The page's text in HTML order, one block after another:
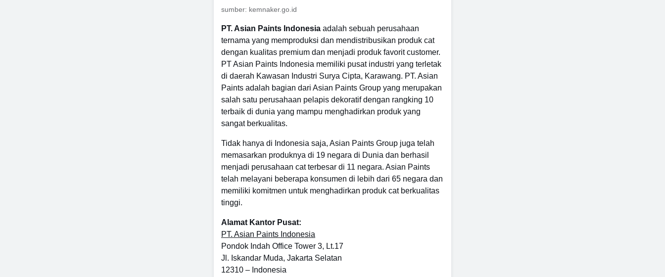
sumber: kemnaker.go.id
PT. Asian Paints Indonesia adalah sebuah perusahaan
ternama yang memproduksi dan mendistribusikan produk cat
dengan kualitas premium dan menjadi produk favorit customer.
PT Asian Paints Indonesia memiliki pusat industri yang terletak
di daerah Kawasan Industri Surya Cipta, Karawang. PT. Asian
Paints adalah bagian dari Asian Paints Group yang merupakan
salah satu perusahaan pelapis dekoratif dengan rangking 10
terbaik di dunia yang mampu menghadirkan produk yang
sangat berkualitas.
Tidak hanya di Indonesia saja, Asian Paints Group juga telah
memasarkan produknya di 19 negara di Dunia dan berhasil
menjadi perusahaan cat terbesar di 11 negara. Asian Paints
telah melayani beberapa konsumen di lebih dari 65 negara dan
memiliki komitmen untuk menghadirkan produk cat berkualitas
tinggi.
Alamat Kantor Pusat:
PT. Asian Paints Indonesia
Pondok Indah Office Tower 3, Lt.17
Jl. Iskandar Muda, Jakarta Selatan
12310 – Indonesia